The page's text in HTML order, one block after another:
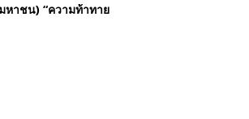
หาชน) “ความท้าทาย